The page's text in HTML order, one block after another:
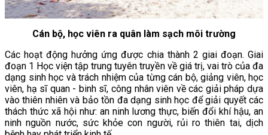
Cán bộ, học viên ra quân làm sạch môi trường
Các hoạt động hưởng ứng được chia thành 2 giai đoạn. Giai
đoạn 1 Học viện tập trung tuyên truyền về giá trị, vai trò của đa
dạng sinh học và trách nhiệm của từng cán bộ, giảng viên, học
viên, hạ sĩ quan - binh sĩ, công nhân viên về các giải pháp dựa
vào thiên nhiên và bảo tồn đa dạng sinh học để giải quyết các
thách thức xã hội như: an ninh lương thực, biến đổi khí hậu, an
ninh nguồn nước, sức khỏe con người, rủi ro thiên tai, dịch